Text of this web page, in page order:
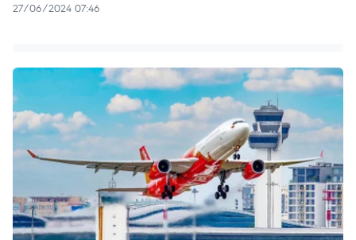
27/06/2024 07:46